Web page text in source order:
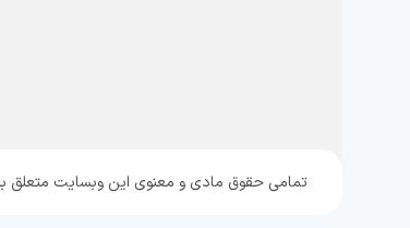
تمامی حقوق مادی و معنوی این وبسایت متعلق به